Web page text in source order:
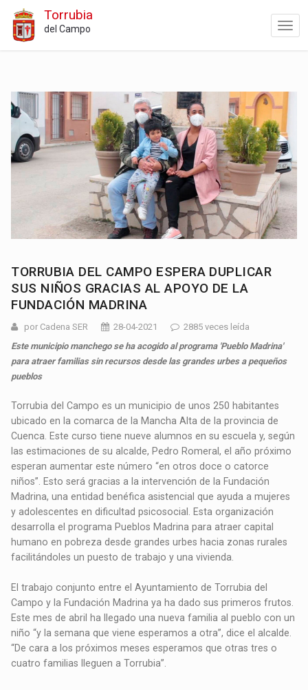
Torrubia
del Campo
TORRUBIA DEL CAMPO ESPERA DUPLICAR
SUS NIÑOS GRACIAS AL APOYO DE LA
FUNDACIÓN MADRINA
por Cadena SER 28-04-2021
2885 veces leída
Este municipio manchego se ha acogido al programa 'Pueblo Madrina'
para atraer familias sin recursos desde las grandes urbes a pequeños
pueblos
Torrubia del Campo es un municipio de unos 250 habitantes
ubicado en la comarca de la Mancha Alta de la provincia de
Cuenca. Este curso tiene nueve alumnos en su escuela y, según
las estimaciones de su alcalde, Pedro Romeral, el año próximo
esperan aumentar este número “en otros doce o catorce
niños”. Esto será gracias a la intervención de la Fundación
Madrina, una entidad benéfica asistencial que ayuda a mujeres
y adolescentes en dificultad psicosocial. Esta organización
desarrolla el programa Pueblos Madrina para atraer capital
humano en pobreza desde grandes urbes hacia zonas rurales
facilitándoles un puesto de trabajo y una vivienda.
El trabajo conjunto entre el Ayuntamiento de Torrubia del
Campo y la Fundación Madrina ya ha dado sus primeros frutos.
Este mes de abril ha llegado una nueva familia al pueblo con un
niño “y la semana que viene esperamos a otra”, dice el alcalde.
“De cara a los próximos meses esperamos que otras tres o
cuatro familias lleguen a Torrubia”.